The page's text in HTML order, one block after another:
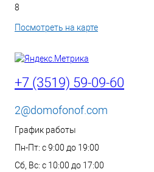
8
Посмотреть на карте
+7 (3519) 59-09-60
2@domofonof.com
График работы
Пн-Пт: с 9:00 до 19:00
Сб, Вс: с 10:00 до 17:00